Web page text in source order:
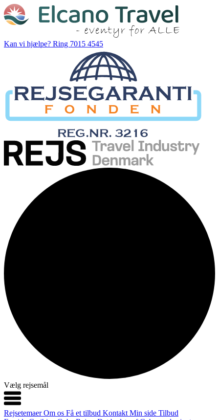
Kan vi hjælpe? Ring 7015 4545
Vælg rejsemål
RejsetemaerOm os Få et tilbud Kontakt Min side Tilbud